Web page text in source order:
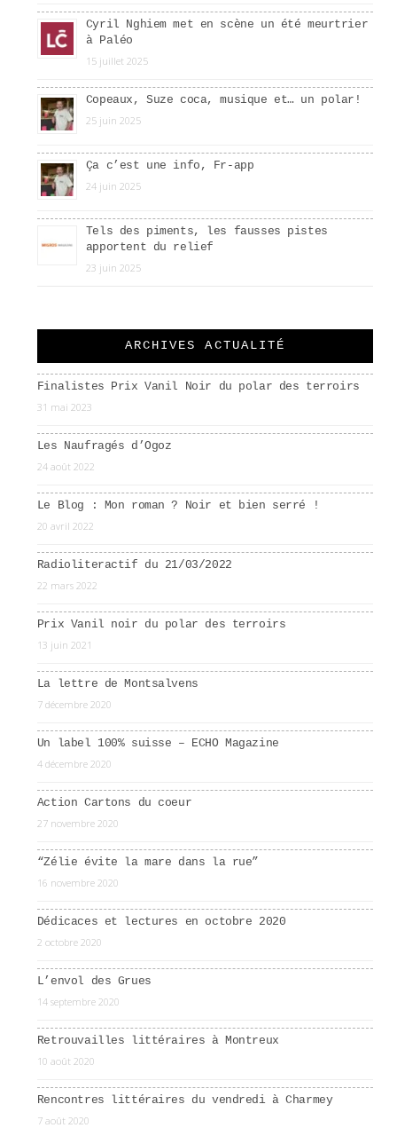
Cyril Nghiem met en scène un été meurtrier
à Paléo
15 juillet 2025
Copeaux, Suze coca, musique et… un polar!
25 juin 2025
Ça c’est une info, Fr-app
24 juin 2025
Tels des piments, les fausses pistes
apportent du relief
23 juin 2025
ARCHIVES ACTUALITÉ
Finalistes Prix Vanil Noir du polar des terroirs
31 mai 2023
Les Naufragés d’Ogoz
24 août 2022
Le Blog : Mon roman ? Noir et bien serré !
20 avril 2022
Radioliteractif du 21/03/2022
22 mars 2022
Prix Vanil noir du polar des terroirs
13 juin 2021
La lettre de Montsalvens
7 décembre 2020
Un label 100% suisse – ECHO Magazine
4 décembre 2020
Action Cartons du coeur
27 novembre 2020
“Zélie évite la mare dans la rue”
16 novembre 2020
Dédicaces et lectures en octobre 2020
2 octobre 2020
L’envol des Grues
14 septembre 2020
Retrouvailles littéraires à Montreux
10 août 2020
Rencontres littéraires du vendredi à Charmey
7 août 2020